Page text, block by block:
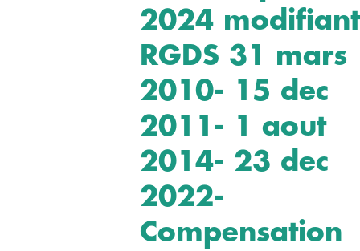
2024 modifiant
RGDS 31 mars
2010- 15 dec
2011- 1 aout
2014- 23 dec
2022-
Compensation